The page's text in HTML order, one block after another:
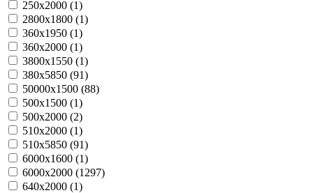
250х2000 (1)
2800х1800 (1)
360х1950 (1)
360х2000 (1)
3800х1550 (1)
380х5850 (91)
50000х1500 (88)
500х1500 (1)
500х2000 (2)
510х2000 (1)
510х5850 (91)
6000х1600 (1)
6000х2000 (1297)
640х2000 (1)